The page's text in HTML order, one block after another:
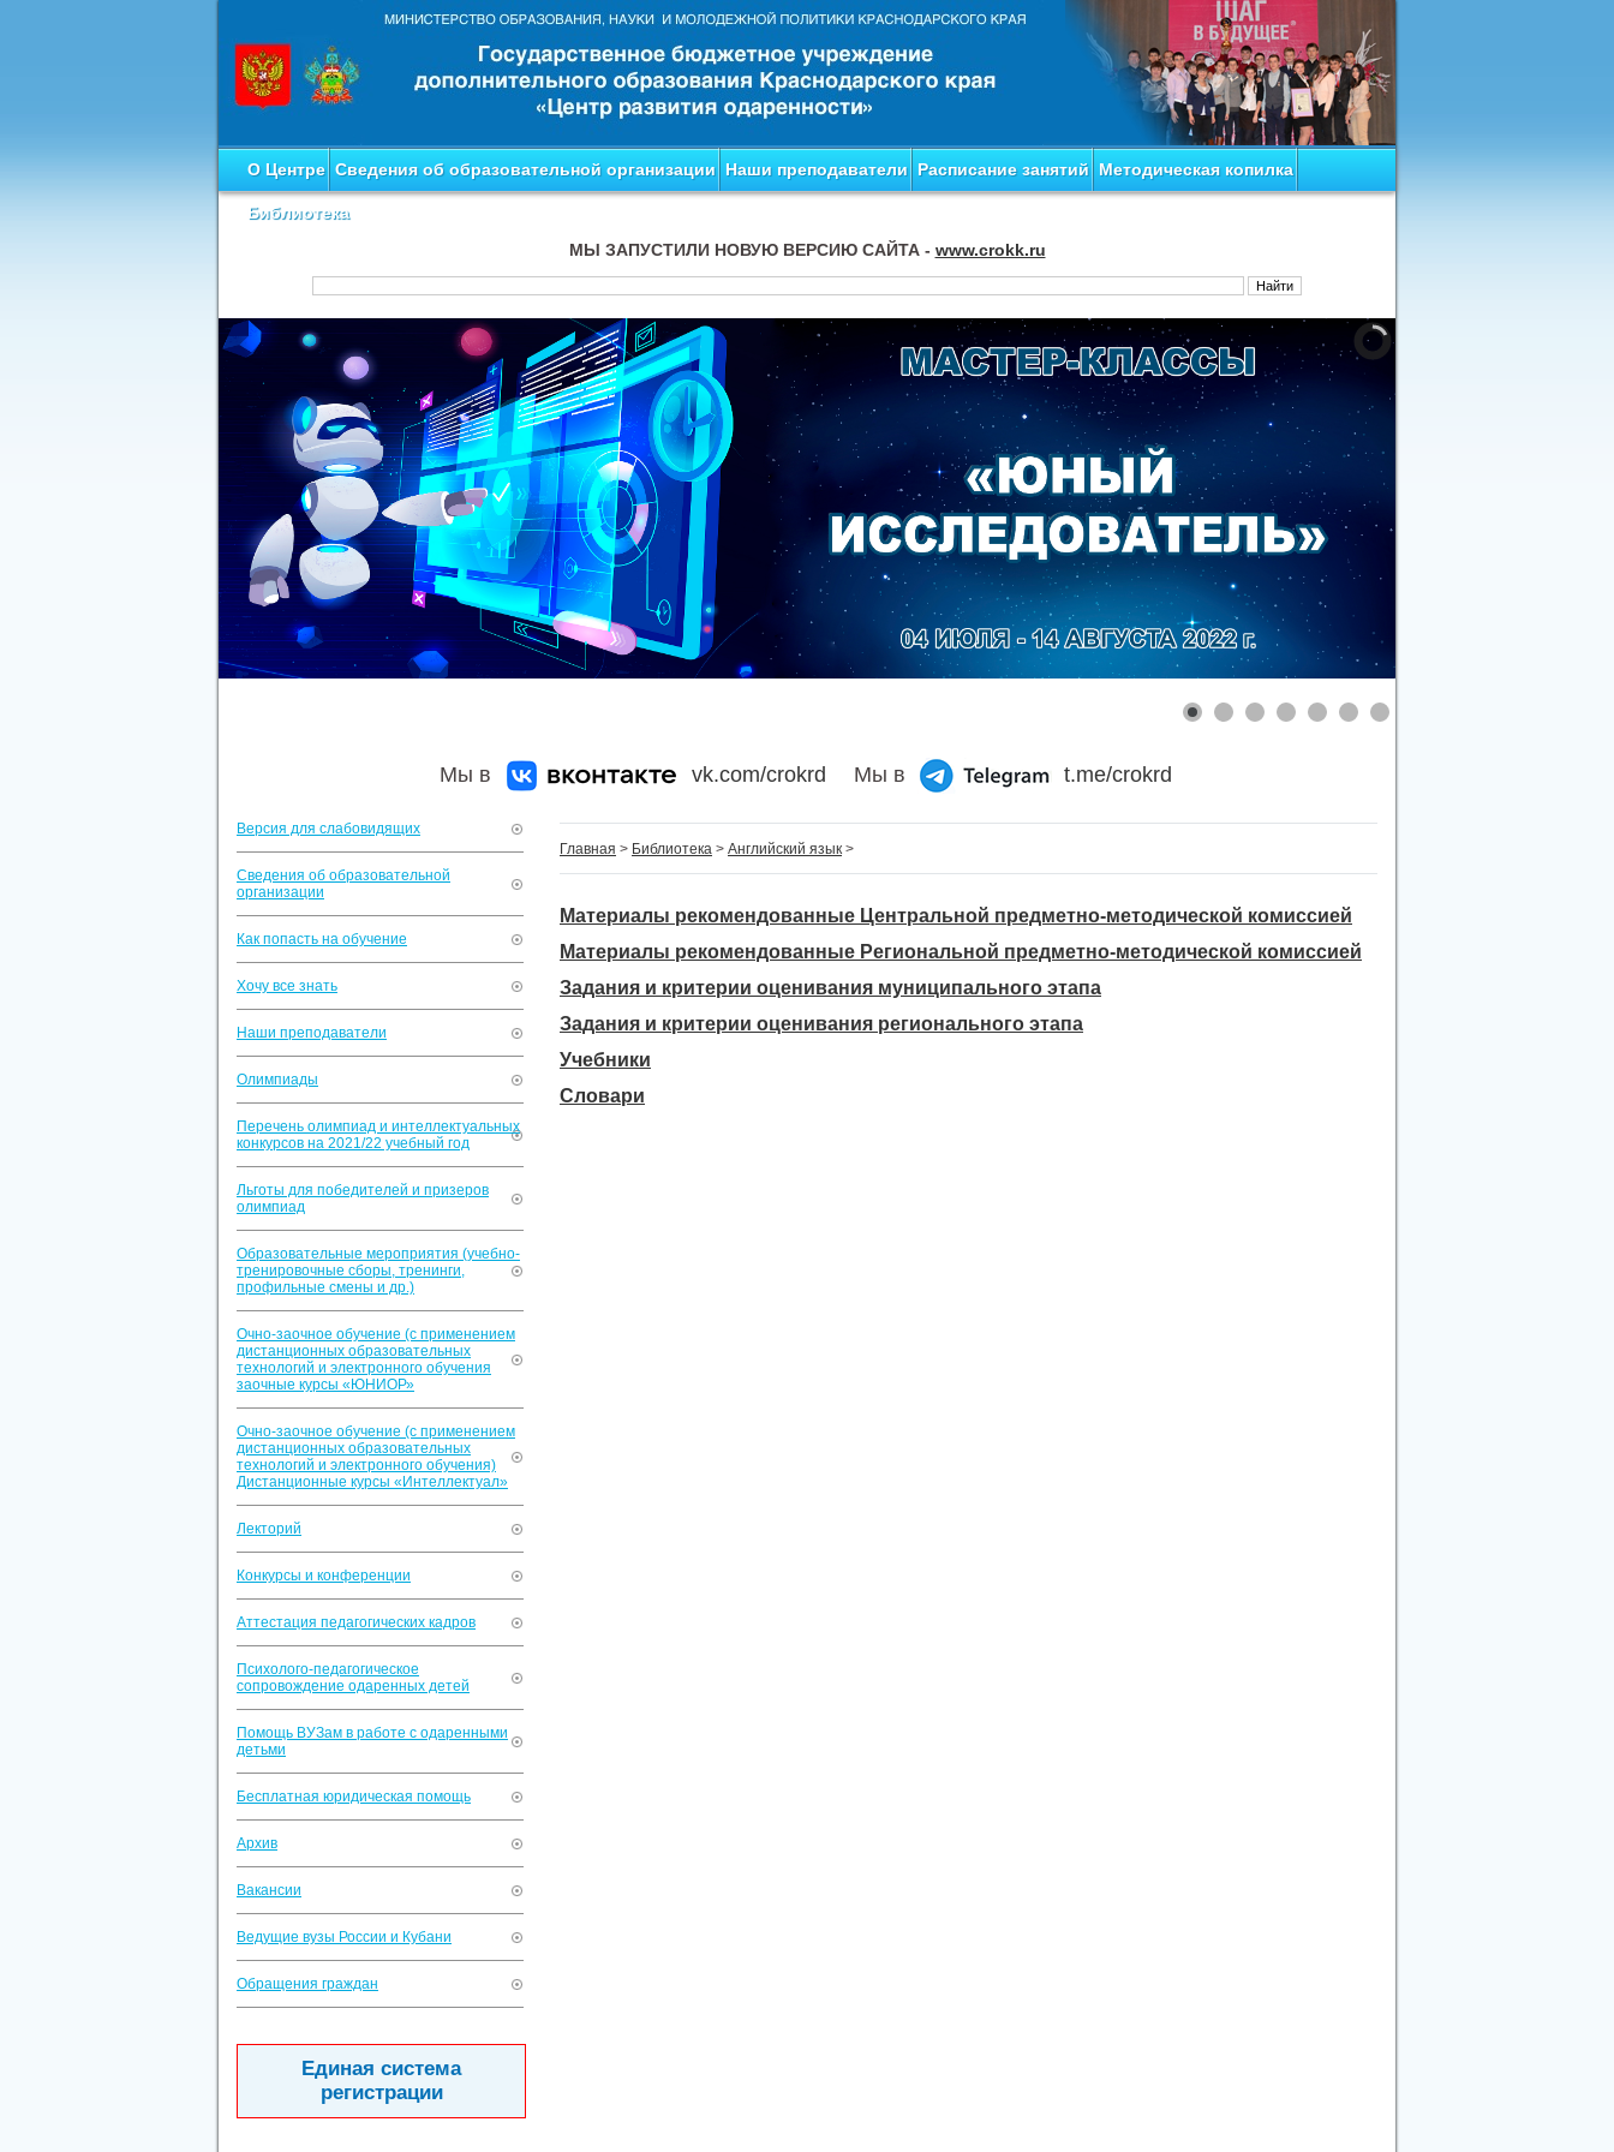
О Центре Сведения об образовательной организации Наши преподаватели Расписание занятий Методическая копилка
Библиотека
МЫ ЗАПУСТИЛИ НОВУЮ ВЕРСИЮ САЙТА - www.crokk.ru
Мы в vk.com/crokrd Мы в t.me/crokrd
Версия для слабовидящих
Сведения об образовательной
организации
Как попасть на обучение
Хочу все знать
Наши преподаватели
Олимпиады
Перечень олимпиад и интеллектуальных
конкурсов на 2021/22 учебный год
Льготы для победителей и призеров
олимпиад
Образовательные мероприятия (учебно-
тренировочные сборы, тренинги,
профильные смены и др.)
Очно-заочное обучение (с применением
дистанционных образовательных
технологий и электронного обучения
заочные курсы «ЮНИОР»
Очно-заочное обучение (с применением
дистанционных образовательных
технологий и электронного обучения)
Дистанционные курсы «Интеллектуал»
Лекторий
Конкурсы и конференции
Аттестация педагогических кадров
Психолого-педагогическое
сопровождение одаренных детей
Помощь ВУЗам в работе с одаренными
детьми
Бесплатная юридическая помощь
Архив
Вакансии
Ведущие вузы России и Кубани
Обращения граждан
Единая система
регистрации
Главная > Библиотека > Английский язык >
Материалы рекомендованные Центральной предметно-методической комиссией
Материалы рекомендованные Региональной предметно-методической комиссией
Задания и критерии оценивания муниципального этапа
Задания и критерии оценивания регионального этапа
Учебники
Словари